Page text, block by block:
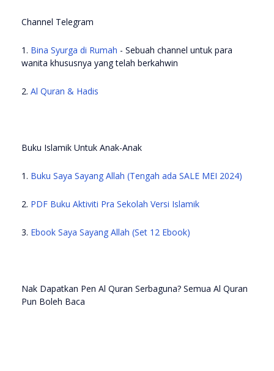
Channel Telegram
1. Bina Syurga di Rumah - Sebuah channel untuk para
wanita khususnya yang telah berkahwin
2. Al Quran & Hadis
Buku Islamik Untuk Anak-Anak
1. Buku Saya Sayang Allah (Tengah ada SALE MEI 2024)
2. PDF Buku Aktiviti Pra Sekolah Versi Islamik
3. Ebook Saya Sayang Allah (Set 12 Ebook)
Nak Dapatkan Pen Al Quran Serbaguna? Semua Al Quran
Pun Boleh Baca